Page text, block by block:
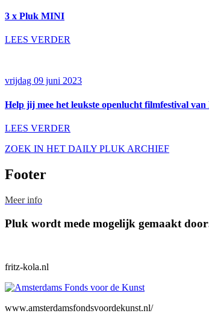
3 x Pluk MINI
LEES VERDER
vrijdag 09 juni 2023
Help jij mee het leukste openlucht filmfestival
LEES VERDER
ZOEK IN HET DAILY PLUK ARCHIEF
Footer
Meer info
Pluk wordt mede mogelijk gemaakt
fritz-kola.nl
www.amsterdamsfondsvoordekunst.nl/